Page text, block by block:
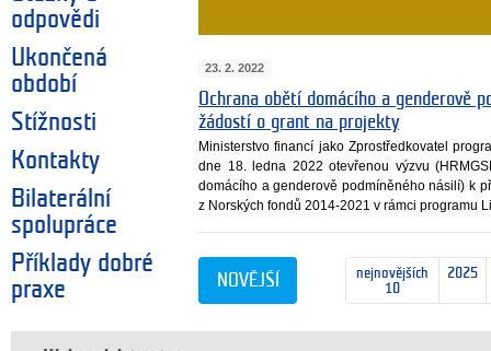
odpovědi
Ukončená
období
Stížnosti
Kontakty
Bilaterální
spolupráce
Příklady dobré
praxe
23. 2. 2022
Ochrana obětí domácího a genderově
žádostí o grant na projekty
Ministerstvo financí jako Zprostředkovatel
dne 18. ledna 2022 otevřenou výzvu
domácího a genderově podmíněného násilí) k
z Norských fondů 2014-2021 v rámci programu
nejnovějších
10
2025
NOVĚJŠÍ